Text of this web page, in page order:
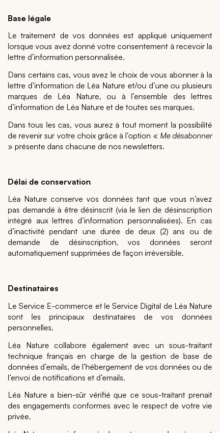
Base légale
Le traitement de vos données est appliqué uniquement
lorsque vous avez donné votre consentement à recevoir la
lettre d’information personnalisée.
Dans certains cas, vous avez le choix de vous abonner à la
lettre d’information de Léa Nature et/ou d’une ou plusieurs
marques de Léa Nature, ou à l’ensemble des lettres
d’information de Léa Nature et de toutes ses marques.
Dans tous les cas, vous aurez à tout moment la possibilité
de revenir sur votre choix grâce à l’option « Me désabonner
» présente dans chacune de nos newsletters.
Délai de conservation
Léa Nature conserve vos données tant que vous n’avez
pas demandé à être désinscrit (via le lien de désinscription
intégré aux lettres d’information personnalisées). En cas
d’inactivité pendant une durée de deux (2) ans ou de
demande de désinscription, vos données seront
automatiquement supprimées de façon irréversible.
Destinataires
Le Service E-commerce et le Service Digital de Léa Nature
sont les principaux destinataires de vos données
personnelles.
Léa Nature collabore également avec un sous-traitant
technique français en charge de la gestion de base de
données d’emails, de l’hébergement de vos données ou de
l’envoi de notifications et d’emails.
Léa Nature a bien-sûr vérifié que ce sous-traitant prenait
des engagements conformes avec le respect de votre vie
privée.